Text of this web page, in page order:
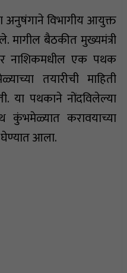
अनुषंगाने विभागीय आयुक्त
मागील बैठकीत मुख्यमंत्री
नाशिकमधील एक पथक
तयारीची माहिती
या पथकाने नोंदविलेल्या
कुंभमेळ्यात करावयाच्या
आला.